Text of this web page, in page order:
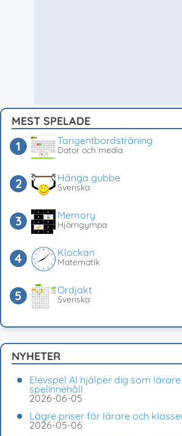
MEST SPELADE
Tangentbordsträning
Dator och media
Hänga gubbe
Svenska
Memory
Hjärngympa
Klockan
Matematik
Ordjakt
Svenska
NYHETER
Elevspel AI hjälper dig som
spelinnehåll
2026-06-05
Lägre priser för lärare och
2026-05-06